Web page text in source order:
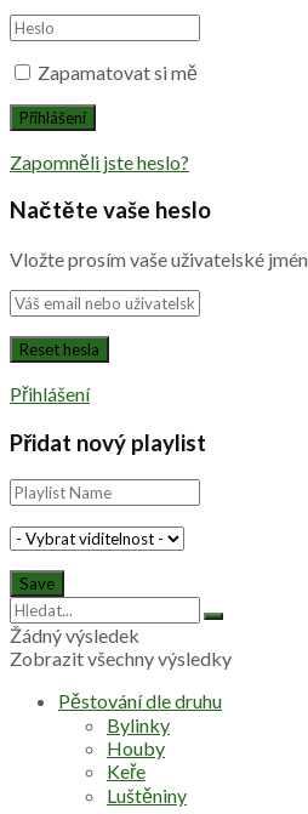
Zapamatovat si mě
Zapomněli jste heslo?
Načtěte vaše heslo
Vložte prosím vaše uživatelské
Přihlášení
Přidat nový playlist
Žádný výsledek
Zobrazit všechny výsledky
Pěstování dle druhu
Bylinky
Houby
Keře
Luštěniny